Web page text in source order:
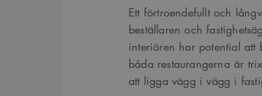
Ett förtroendefullt och
beställaren och
interiören har potential att
båda restaurangerna är
att ligga vägg i vägg i